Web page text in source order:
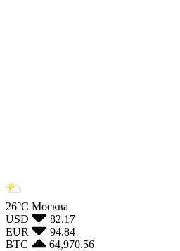
26°С Москва
USD
82.17
EUR
94.84
BTC
64,970.56